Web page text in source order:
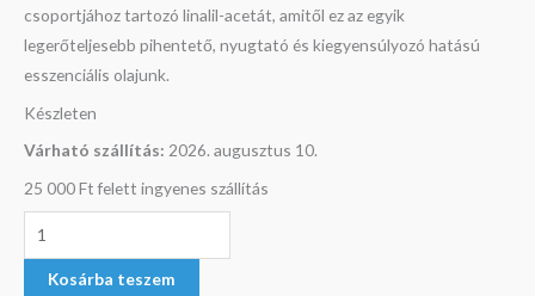
csoportjához tartozó linalil-acetát, amitől ez az egyik
legerőteljesebb pihentető, nyugtató és kiegyensúlyozó hatású
esszenciális olajunk.
Készleten
Várható szállítás: 2026. augusztus 10.
25 000 Ft felett ingyenes szállítás
Kosárba teszem